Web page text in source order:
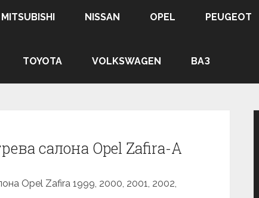
MITSUBISHI NISSAN OPEL PEUGEOT
TOYOTA VOLKSWAGEN ВАЗ
салона Opel Zafira-A
Opel Zafira 1999, 2000, 2001, 2002,